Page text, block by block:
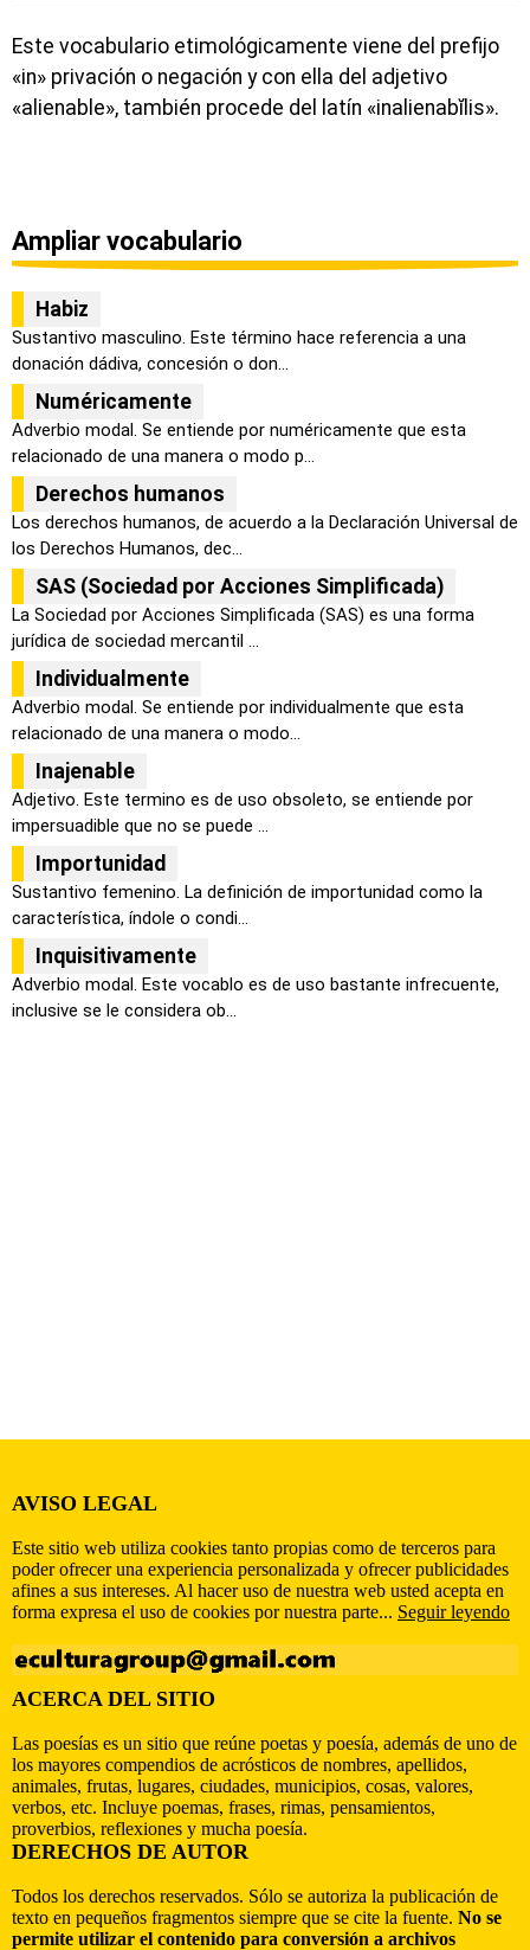
Este vocabulario etimológicamente viene del prefijo
«in» privación o negación y con ella del adjetivo
«alienable», también procede del latín «inalienabĭlis».
Ampliar vocabulario
Habiz
Sustantivo masculino. Este término hace referencia a una
donación dádiva, concesión o don...
Numéricamente
Adverbio modal. Se entiende por numéricamente que esta
relacionado de una manera o modo p...
Derechos humanos
Los derechos humanos, de acuerdo a la Declaración Universal de
los Derechos Humanos, dec...
SAS (Sociedad por Acciones Simplificada)
La Sociedad por Acciones Simplificada (SAS) es una forma
jurídica de sociedad mercantil ...
Individualmente
Adverbio modal. Se entiende por individualmente que esta
relacionado de una manera o modo...
Inajenable
Adjetivo. Este termino es de uso obsoleto, se entiende por
impersuadible que no se puede ...
Importunidad
Sustantivo femenino. La definición de importunidad como la
característica, índole o condi...
Inquisitivamente
Adverbio modal. Este vocablo es de uso bastante infrecuente,
inclusive se le considera ob...
AVISO LEGAL
Este sitio web utiliza cookies tanto propias como de terceros para
poder ofrecer una experiencia personalizada y ofrecer publicidades
afines a sus intereses. Al hacer uso de nuestra web usted acepta en
forma expresa el uso de cookies por nuestra parte... Seguir leyendo
ACERCA DEL SITIO
Las poesías es un sitio que reúne poetas y poesía, además de uno de
los mayores compendios de acrósticos de nombres, apellidos,
animales, frutas, lugares, ciudades, municipios, cosas, valores,
verbos, etc. Incluye poemas, frases, rimas, pensamientos,
proverbios, reflexiones y mucha poesía.
DERECHOS DE AUTOR
Todos los derechos reservados. Sólo se autoriza la publicación de
texto en pequeños fragmentos siempre que se cite la fuente. No se
permite utilizar el contenido para conversión a archivos